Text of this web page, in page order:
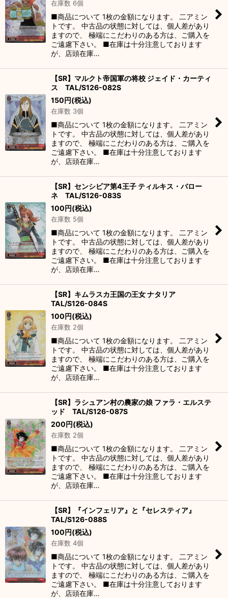
在庫数 6個
■商品について 1枚の金額になります。 二アミン
トです。 中古品の状態に対しては、個人差があり
ますので、 極端にこだわりのある方は、ご購入を
ご遠慮下さい。 ■在庫は十分注意しております
が、店頭在庫…
【SR】マルクト帝国軍の将校 ジェイド・カーティ
ス TAL/S126-082S
150円(税込)
在庫数 3個
■商品について 1枚の金額になります。 二アミン
トです。 中古品の状態に対しては、個人差があり
ますので、 極端にこだわりのある方は、ご購入を
ご遠慮下さい。 ■在庫は十分注意しております
が、店頭在庫…
【SR】センシビア第4王子 ティルキス・バロー
ネ TAL/S126-083S
100円(税込)
在庫数 5個
■商品について 1枚の金額になります。 二アミン
トです。 中古品の状態に対しては、個人差があり
ますので、 極端にこだわりのある方は、ご購入を
ご遠慮下さい。 ■在庫は十分注意しております
が、店頭在庫…
【SR】キムラスカ王国の王女 ナタリア
TAL/S126-084S
100円(税込)
在庫数 2個
■商品について 1枚の金額になります。 二アミン
トです。 中古品の状態に対しては、個人差があり
ますので、 極端にこだわりのある方は、ご購入を
ご遠慮下さい。 ■在庫は十分注意しております
が、店頭在庫…
【SR】ラシュアン村の農家の娘 ファラ・エルステ
ッド TAL/S126-087S
200円(税込)
在庫数 2個
■商品について 1枚の金額になります。 二アミン
トです。 中古品の状態に対しては、個人差があり
ますので、 極端にこだわりのある方は、ご購入を
ご遠慮下さい。 ■在庫は十分注意しております
が、店頭在庫…
【SR】『インフェリア』と『セレスティア』
TAL/S126-088S
100円(税込)
在庫数 4個
■商品について 1枚の金額になります。 二アミン
トです。 中古品の状態に対しては、個人差があり
ますので、 極端にこだわりのある方は、ご購入を
ご遠慮下さい。 ■在庫は十分注意しております
が、店頭在庫…